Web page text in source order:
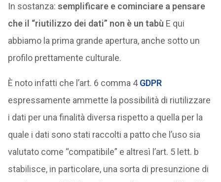
In sostanza: semplificare e cominciare a pensare
che il “riutilizzo dei dati” non è un tabù E qui
abbiamo la prima grande apertura, anche sotto un
profilo prettamente culturale.
È noto infatti che l’art. 6 comma 4GDPR
espressamente ammette la possibilità di riutilizzare
i dati per una finalità diversa rispetto a quella per la
quale i dati sono stati raccolti a patto che l’uso sia
valutato come “compatibile” e altresì l’art. 5 lett. b
stabilisce, in particolare, una sorta di presunzione di